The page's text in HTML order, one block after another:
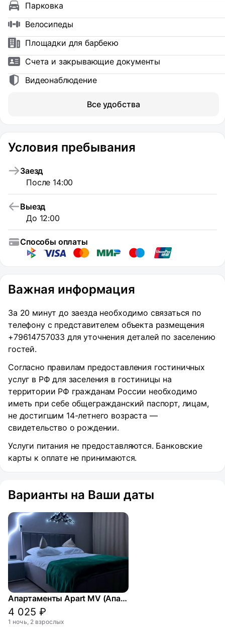
Парковка
Велосипеды
Площадки для барбекю
Счета и закрывающие документы
Видеонаблюдение
Все удобства
Условия пребывания
Заезд
После 14:00
Выезд
До 12:00
Способы оплаты
Важная информация
За 20 минут до заезда необходимо связаться по
телефону с представителем объекта размещения
+79614757033 для уточнения деталей по заселению
гостей.
Согласно правилам предоставления гостиничных
услуг в РФ для заселения в гостиницы на
территории РФ гражданам России необходимо
иметь при себе общегражданский паспорт, лицам,
не достигшим 14-летнего возраста —
свидетельство о рождении.
Услуги питания не предоставляются. Банковские
карты к оплате не принимаются.
Варианты на Ваши даты
Апартаменты Apart MV (Апарт МВ) на улице Рядового Панченко
4 025 ₽
1 ночь, 2 взрослых